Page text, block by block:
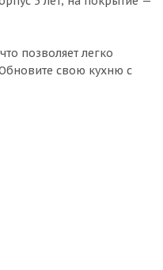
позволяет легко
свою кухню с